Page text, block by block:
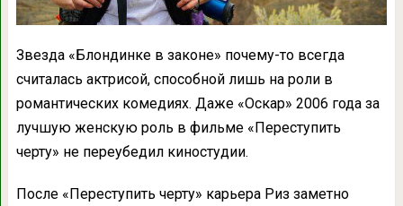
Звезда «Блондинке в законе» почему-то всегда
считалась актрисой, способной лишь на роли в
романтических комедиях. Даже «Оскар» 2006 года за
лучшую женскую роль в фильме «Переступить
черту» не переубедил киностудии.
После «Переступить черту» карьера Риз заметно